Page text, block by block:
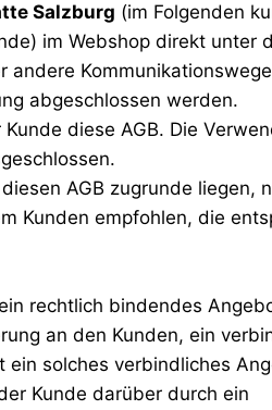
Salzburg (im Folgenden
im Webshop direkt unter
andere
abgeschlossen werden.
diese AGB. Die
AGB zugrunde liegen,
Kunden empfohlen, die
rechtlich bindendes
an den Kunden, ein
solches verbindliches
Kunde darüber durch ein